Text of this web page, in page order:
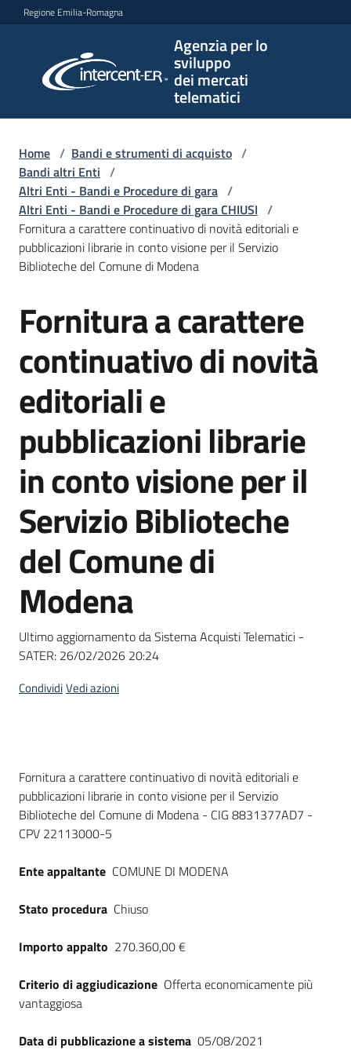
Vai al contenuto
Vai alla navigazione
Vai al footer
Regione Emilia-Romagna
Agenzia per lo
sviluppo
dei mercati
telematici
per lo
sviluppo
telematici
L'Agenzia
e
strumenti
acquisto
Supporto
Piattaforme
telematiche
site
Home / Bandi e strumenti di acquisto /
Bandi altri Enti /
Altri Enti - Bandi e Procedure di gara /
Altri Enti - Bandi e Procedure di gara CHIUSI /
Fornitura a carattere continuativo di novità editoriali e
pubblicazioni librarie in conto visione per il Servizio
Biblioteche del Comune di Modena
Salta al contenuto
Fornitura a carattere
continuativo di novità
editoriali e
pubblicazioni librarie
in conto visione per il
Servizio Biblioteche
del Comune di
Modena
Ultimo aggiornamento da Sistema Acquisti Telematici -
SATER: 26/02/2026 20:24
CondividiVedi azioni
Dati del bando
Fornitura a carattere continuativo di novità editoriali e
pubblicazioni librarie in conto visione per il Servizio
Biblioteche del Comune di Modena - CIG 8831377AD7 -
CPV 22113000-5
Ente appaltante COMUNE DI MODENA
Stato procedura Chiuso
Importo appalto 270.360,00 €
Criterio di aggiudicazione Offerta economicamente più
vantaggiosa
Data di pubblicazione a sistema 05/08/2021